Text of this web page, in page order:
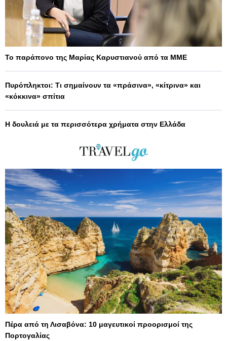
Το παράπονο της Μαρίας Καρυστιανού από τα ΜΜΕ
Πυρόπληκτοι: Τι σημαίνουν τα «πράσινα», «κίτρινα» και
«κόκκινα» σπίτια
Η δουλειά με τα περισσότερα χρήματα στην Ελλάδα
Πέρα από τη Λισαβόνα: 10 μαγευτικοί προορισμοί της
Πορτογαλίας